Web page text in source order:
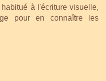
à l'écriture visuelle,
pour en connaître les